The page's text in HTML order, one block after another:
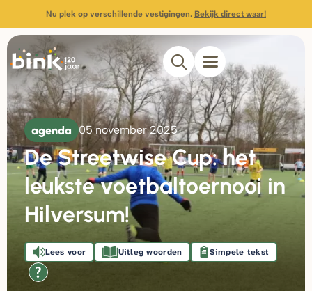
Nu plek op verschillende vestigingen. Bekijk direct waar!
agenda 05 november 2025
De Streetwise Cup: het
leukste voetbaltoernooi in
Hilversum!
Lees voor Uitleg woorden Simpele tekst